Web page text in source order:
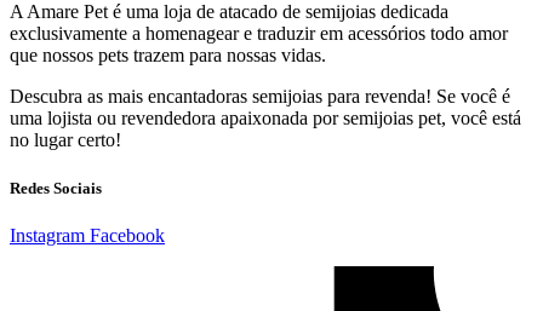
A Amare Pet é uma loja de atacado de semijoias dedicada
exclusivamente a homenagear e traduzir em acessórios todo amor
que nossos pets trazem para nossas vidas.
Descubra as mais encantadoras semijoias para revenda! Se você é
uma lojista ou revendedora apaixonada por semijoias pet, você está
no lugar certo!
Redes Sociais
Instagram Facebook